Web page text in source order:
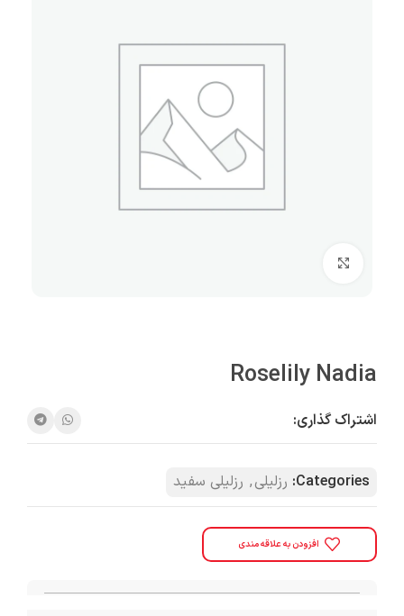
Roselily Nadia
اشتراک گذاری:
Categories: رزلیلی, رزلیلی سفید
افزودن به علاقه مندی